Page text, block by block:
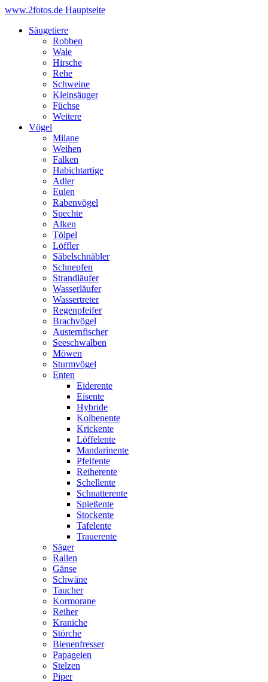
www.2fotos.de Hauptseite
Säugetiere
Robben
Wale
Hirsche
Rehe
Schweine
Kleinsäuger
Füchse
Weitere
Vögel
Milane
Weihen
Falken
Habichtartige
Adler
Eulen
Rabenvögel
Spechte
Alken
Tölpel
Löffler
Säbelschnäbler
Schnepfen
Strandläufer
Wasserläufer
Wassertreter
Regenpfeifer
Brachvögel
Austernfischer
Seeschwalben
Möwen
Sturmvögel
Enten
Eiderente
Eisente
Hybride
Kolbenente
Krickente
Löffelente
Mandarinente
Pfeifente
Reiherente
Schellente
Schnatterente
Spießente
Stockente
Tafelente
Trauerente
Säger
Rallen
Gänse
Schwäne
Taucher
Kormorane
Reiher
Kraniche
Störche
Bienenfresser
Papageien
Stelzen
Piper